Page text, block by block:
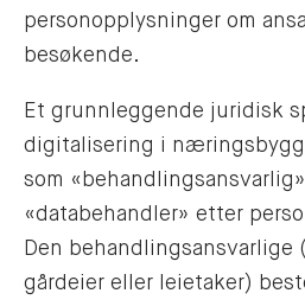
personopplysninger om
besøkende.
Et grunnleggende juridisk
digitalisering i
som
«databehandler» etter
Den behandlingsansvarlige
gårdeier eller leietaker)